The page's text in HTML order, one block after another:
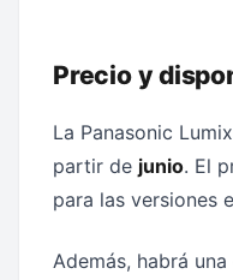
Precio y
La Panasonic
partir de junio. El
para las versiones
Además, habrá